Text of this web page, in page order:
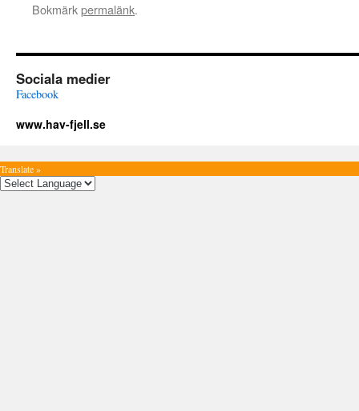
Bokmärkpermalänk.
Sociala medier
Facebook
www.hav-fjell.se
Translate »